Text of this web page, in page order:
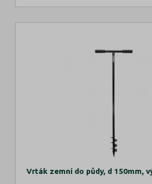
Vrták zemní do půdy, d 150mm,